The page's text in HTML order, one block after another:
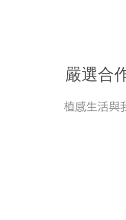
嚴選合
植感生活與